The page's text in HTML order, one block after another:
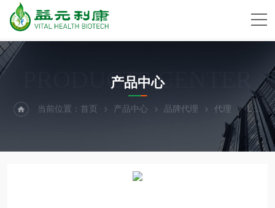
PRODUCTS CENTER
产品中心
当前位置：首页 产品中心 品牌代理 代理 List Labs毒素代理